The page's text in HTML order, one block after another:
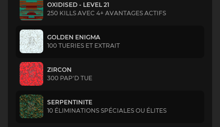
OXIDISED - LEVEL 21
250 KILLS AVEC 4+ AVANTAGES ACTIFS
GOLDEN ENIGMA
100 TUERIES ET EXTRAIT
ZIRCON
300 PAP'D TUE
SERPENTINITE
10 ÉLIMINATIONS SPÉCIALES OU ÉLITES